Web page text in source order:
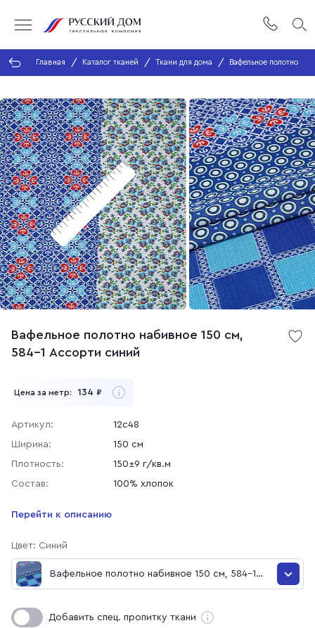
Главная Каталог тканей Ткани для дома Вафельное полотно
Вафельное полотно набивное 150 см,
584-1 Ассорти синий
Цена за метр: 134 ₽
Артикул:
12с48
Ширина:
150 см
Плотность:
150±9 г/кв.м
Состав:
100% хлопок
Перейти к описанию
Цвет: Синий
Вафельное полотно набивное 150 см, 584-1
Ассорти синий
Вафельное полотно набивное 150 см, 584-1
Добавить спец. пропитку ткани